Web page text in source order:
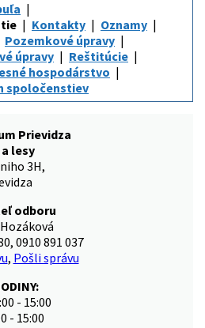
Kontakty
Oznamy
Pozemkové úpravy
úpravy
Reštitúcie
hospodárstvo
spoločenstiev
Prievidza
lesy
3H,
odboru
0910 891 037
, Pošli správu
- 15:00
- 15:00